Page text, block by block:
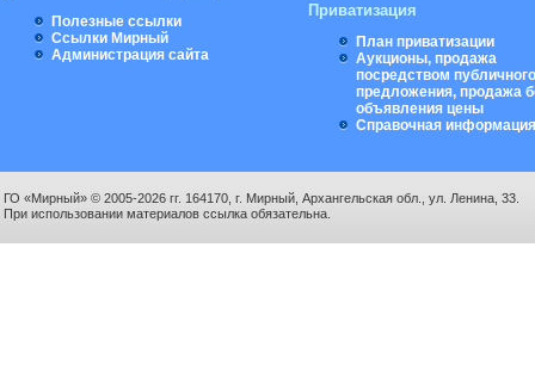
Полезные ссылки
Ссылки Мирный
Администрация сайта
Приватизация
План приватизации
Аукционы, продажа
посредством публичного
предложения, продажа
объявления цены
Справочная информация
ГО «Мирный» © 2005-2026 гг. 164170, г. Мирный, Архангельская обл., ул. Ленина, 33.
При использовании материалов ссылка обязательна.